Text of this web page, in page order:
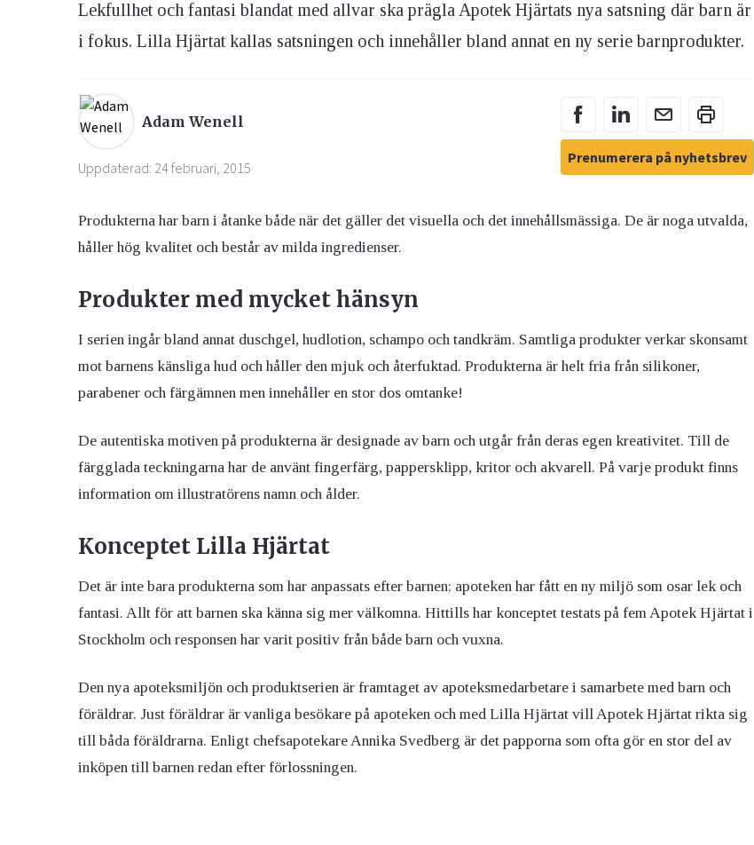
Ögon & Öron
Lekfullhet och fantasi blandat med allvar ska prägla Apotek Hjärtats nya satsning där barn är
i fokus. Lilla Hjärtat kallas satsningen och innehåller bland annat en ny serie barnprodukter.
Adam Wenell
Uppdaterad: 24 februari, 2015
Prenumerera på nyhetsbrev
Produkterna har barn i åtanke både när det gäller det visuella och det innehållsmässiga. De är noga utvalda,
håller hög kvalitet och består av milda ingredienser.
Produkter med mycket hänsyn
I serien ingår bland annat duschgel, hudlotion, schampo och tandkräm. Samtliga produkter verkar skonsamt
mot barnens känsliga hud och håller den mjuk och återfuktad. Produkterna är helt fria från silikoner,
parabener och färgämnen men innehåller en stor dos omtanke!
De autentiska motiven på produkterna är designade av barn och utgår från deras egen kreativitet. Till de
färgglada teckningarna har de använt fingerfärg, pappersklipp, kritor och akvarell. På varje produkt finns
information om illustratörens namn och ålder.
Konceptet Lilla Hjärtat
Det är inte bara produkterna som har anpassats efter barnen; apoteken har fått en ny miljö som osar lek och
fantasi. Allt för att barnen ska känna sig mer välkomna. Hittills har konceptet testats på fem Apotek Hjärtat i
Stockholm och responsen har varit positiv från både barn och vuxna.
Den nya apoteksmiljön och produktserien är framtaget av apoteksmedarbetare i samarbete med barn och
föräldrar. Just föräldrar är vanliga besökare på apoteken och med Lilla Hjärtat vill Apotek Hjärtat rikta sig
till båda föräldrarna. Enligt chefsapotekare Annika Svedberg är det papporna som ofta gör en stor del av
inköpen till barnen redan efter förlossningen.